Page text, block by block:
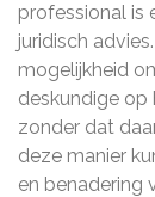
professional is
juridisch
mogelijkheid
deskundige op
zonder dat
deze manier
en benadering